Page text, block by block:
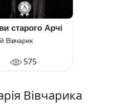
старого Арчі
Вівчарик
575
Вівчарика